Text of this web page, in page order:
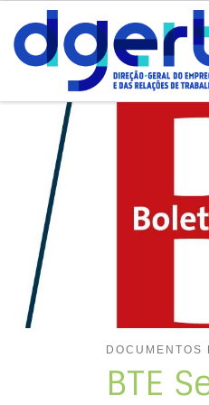
Skip to content
BTE